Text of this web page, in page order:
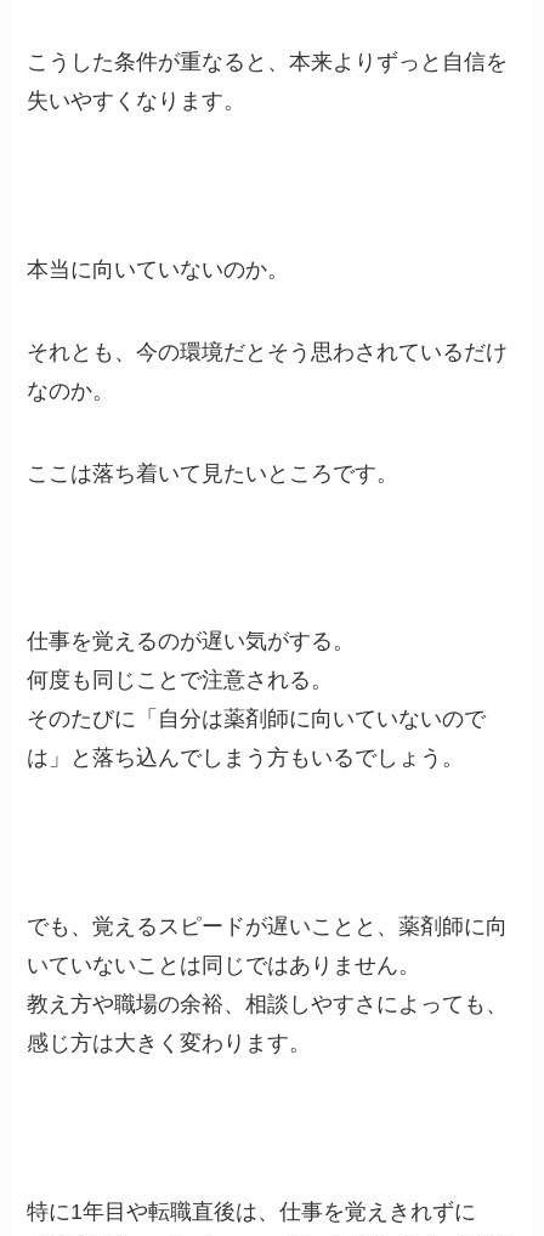
こうした条件が重なると、本来よりずっと自信を
失いやすくなります。
本当に向いていないのか。
それとも、今の環境だとそう思わされているだけ
なのか。
ここは落ち着いて見たいところです。
仕事を覚えるのが遅い気がする。
何度も同じことで注意される。
そのたびに「自分は薬剤師に向いていないので
は」と落ち込んでしまう方もいるでしょう。
でも、覚えるスピードが遅いことと、薬剤師に向
いていないことは同じではありません。
教え方や職場の余裕、相談しやすさによっても、
感じ方は大きく変わります。
特に1年目や転職直後は、仕事を覚えきれずに